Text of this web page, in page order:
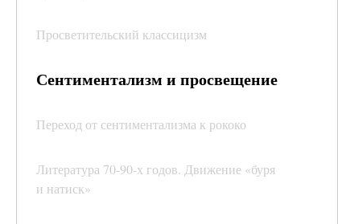
Просветительский классицизм
Сентиментализм и просвещение
Переход от сентиментализма к рококо
Литература 70-90-х годов. Движение «буря
и натиск»